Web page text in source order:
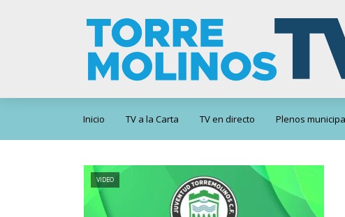
Inicio TV a la Carta TV en directo Plenos
VIDEO